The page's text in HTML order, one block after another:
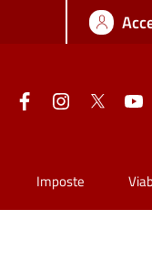
Facebook InstagramTwitter
Imposte